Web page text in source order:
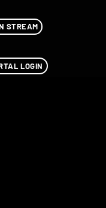
STREAM
LOGIN